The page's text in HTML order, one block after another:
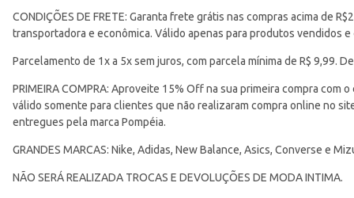
CONDIÇÕES DE FRETE: Garanta frete grátis nas compras acima de
transportadora e econômica. Válido apenas para produtos vendidos
Parcelamento de 1x a 5x sem juros, com parcela mínima de R$ 9,99.
PRIMEIRA COMPRA: Aproveite 15% Off na sua primeira compra com
válido somente para clientes que não realizaram compra online no
entregues pela marca Pompéia.
GRANDES MARCAS: Nike, Adidas, New Balance, Asics, Converse e
NÃO SERÁ REALIZADA TROCAS E DEVOLUÇÕES DE MODA INTIMA.